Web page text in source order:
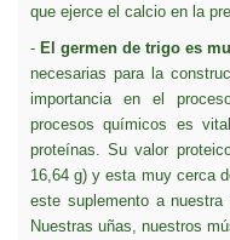
que ejerce el calcio en la
- El germen de trigo es
necesarias para la
importancia en el
procesos químicos es
proteínas. Su valor
16,64 g) y esta muy cerca
este suplemento a nuestra
Nuestras uñas, nuestros